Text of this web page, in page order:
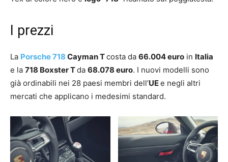
I prezzi
La Porsche 718 Cayman Tcosta da 66.004 euro in Italia
e la 718 Boxster Tda 68.078 euro. I nuovi modelli sono
già ordinabili nei 28 paesi membri dell’UEe negli altri
mercati che applicano i medesimi standard.